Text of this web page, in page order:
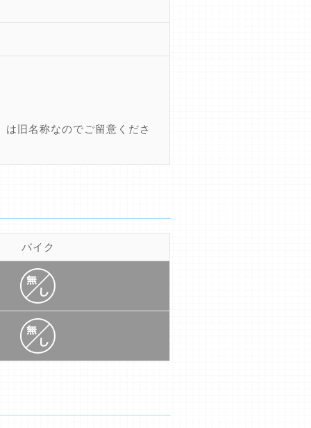
旧名称なのでご留意くださ
バイク